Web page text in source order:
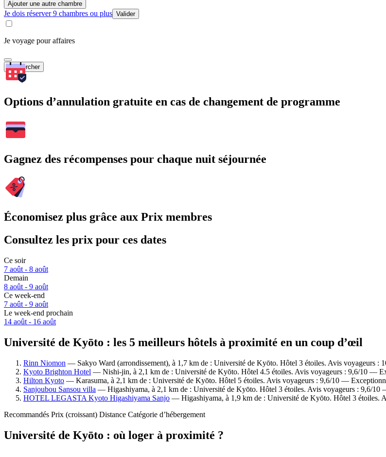
Ajouter une autre chambre
Je dois réserver 9 chambres ou plus Valider
Je voyage pour affaires
Rechercher
Options d’annulation gratuite en cas de changement de programme
Gagnez des récompenses pour chaque nuit séjournée
Économisez plus grâce aux Prix membres
Consultez les prix pour ces dates
Ce soir
7 août - 8 août
Demain
8 août - 9 août
Ce week-end
7 août - 9 août
Le week-end prochain
14 août - 16 août
Université de Kyōto : les 5 meilleurs hôtels à proximité en un coup d’œil
Rinn Niomon — Sakyo Ward (arrondissement), à 1,7 km de : Université de Kyōto. Hôtel 3 étoiles. Avis voyageurs :
Kyoto Brighton Hotel — Nishi-jin, à 2,1 km de : Université de Kyōto. Hôtel 4.5 étoiles. Avis voyageurs : 9,6/10 —
Hilton Kyoto — Karasuma, à 2,1 km de : Université de Kyōto. Hôtel 5 étoiles. Avis voyageurs : 9,6/10 —
Sanjoubou Sansou villa — Higashiyama, à 2,1 km de : Université de Kyōto. Hôtel 3 étoiles. Avis voyageurs : 9,6/10
HOTEL LEGASTA Kyoto Higashiyama Sanjo — Higashiyama, à 1,9 km de : Université de Kyōto. Hôtel 3 étoiles.
Recommandés Prix (croissant) Distance Catégorie d’hébergement
Université de Kyōto : où loger à proximité ?